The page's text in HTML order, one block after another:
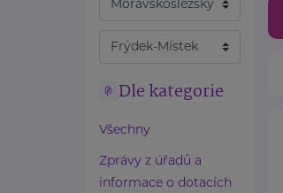
Dle kategorie
Všechny
Zprávy z úřadů a
informace o dotacích